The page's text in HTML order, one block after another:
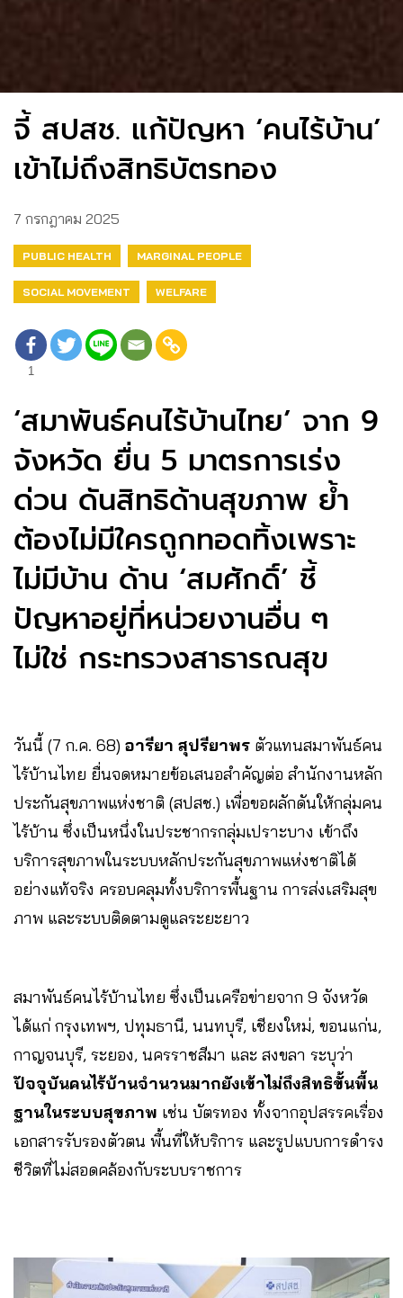
จี้ สปสช. แก้ปัญหา ‘คนไร้บ้าน’
เข้าไม่ถึงสิทธิบัตรทอง
7 กรกฎาคม 2025
PUBLIC HEALTH MARGINAL PEOPLE
SOCIAL MOVEMENT WELFARE
1
‘สมาพันธ์คนไร้บ้านไทย’ จาก 9
จังหวัด ยื่น 5 มาตรการเร่ง
ด่วน ดันสิทธิด้านสุขภาพ ย้ำ
ต้องไม่มีใครถูกทอดทิ้งเพราะ
ไม่มีบ้าน ด้าน ‘สมศักดิ์’ ชี้
ปัญหาอยู่ที่หน่วยงานอื่น ๆ
ไม่ใช่ กระทรวงสาธารณสุข
วันนี้ (7 ก.ค. 68) อารียา สุปรียาพร ตัวแทนสมาพันธ์คน
ไร้บ้านไทย ยื่นจดหมายข้อเสนอสำคัญต่อ สำนักงานหลัก
ประกันสุขภาพแห่งชาติ (สปสช.) เพื่อขอผลักดันให้กลุ่มคน
ไร้บ้าน ซึ่งเป็นหนึ่งในประชากรกลุ่มเปราะบาง เข้าถึง
บริการสุขภาพในระบบหลักประกันสุขภาพแห่งชาติได้
อย่างแท้จริง ครอบคลุมทั้งบริการพื้นฐาน การส่งเสริมสุข
ภาพ และระบบติดตามดูแลระยะยาว
สมาพันธ์คนไร้บ้านไทย ซึ่งเป็นเครือข่ายจาก 9 จังหวัด
ได้แก่ กรุงเทพฯ, ปทุมธานี, นนทบุรี, เชียงใหม่, ขอนแก่น,
กาญจนบุรี, ระยอง, นครราชสีมา และ สงขลา ระบุว่า
ปัจจุบันคนไร้บ้านจำนวนมากยังเข้าไม่ถึงสิทธิขั้นพื้น
ฐานในระบบสุขภาพ เช่น บัตรทอง ทั้งจากอุปสรรคเรื่อง
เอกสารรับรองตัวตน พื้นที่ให้บริการ และรูปแบบการดำรง
ชีวิตที่ไม่สอดคล้องกับระบบราชการ